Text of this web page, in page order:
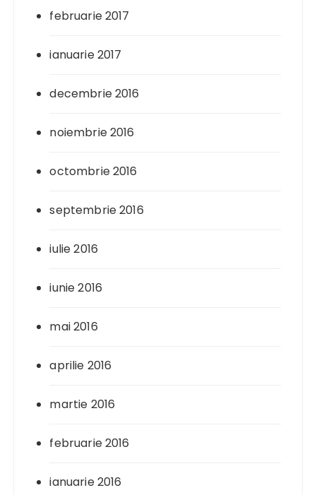
februarie 2017
ianuarie 2017
decembrie 2016
noiembrie 2016
octombrie 2016
septembrie 2016
iulie 2016
iunie 2016
mai 2016
aprilie 2016
martie 2016
februarie 2016
ianuarie 2016